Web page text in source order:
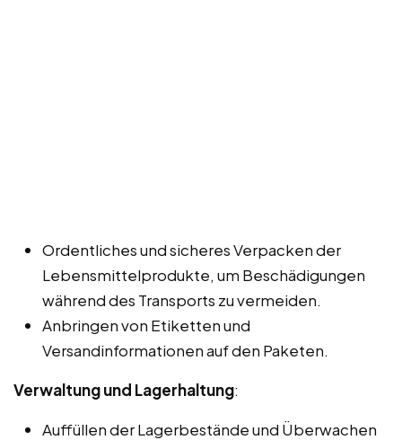
Ordentliches und sicheres Verpacken der
Lebensmittelprodukte, um Beschädigungen
während des Transports zu vermeiden.
Anbringen von Etiketten und
Versandinformationen auf den Paketen.
Verwaltung und Lagerhaltung:
Auffüllen der Lagerbestände und Überwachen